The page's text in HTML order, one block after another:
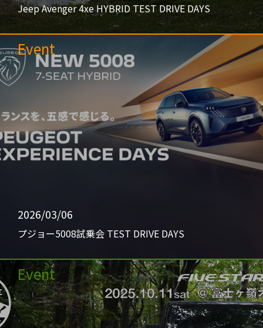
Jeep Avenger 4xe HYBRID TEST DRIVE DAYS
Event
2026/03/06
プジョー5008試乗会 TEST DRIVE DAYS
Event